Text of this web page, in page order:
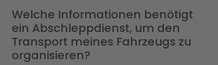
Welche Informationen benötigt
ein Abschleppdienst, um den
Transport meines Fahrzeugs zu
organisieren?